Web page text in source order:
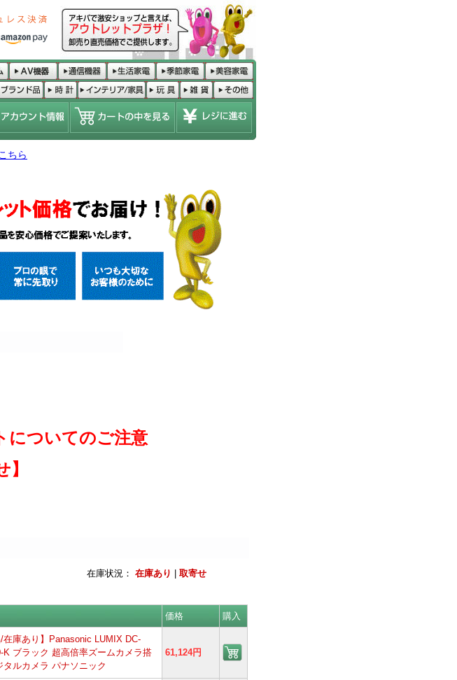
こちら
についてのご注意
状況： 在庫あり 取寄せ
価格 購入
/在庫あり】Panasonic LUMIX DC-
K ブラック 超高倍率ズームカメラ搭
タルカメラ パナソニック
61,124円